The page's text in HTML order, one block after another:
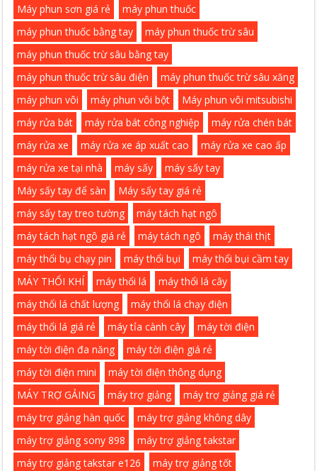
Máy phun sơn giá rẻ
máy phun thuốc
máy phun thuốc bằng tay
máy phun thuốc trừ sâu
máy phun thuốc trừ sâu bằng tay
máy phun thuốc trừ sâu điện
máy phun thuốc trừ sâu xăng
máy phun vôi
máy phun vôi bột
Máy phun vôi mitsubishi
máy rửa bát
máy rửa bát công nghiệp
máy rửa chén bát
máy rửa xe
máy rửa xe áp xuất cao
máy rửa xe cao ấp
máy rửa xe tại nhà
máy sấy
máy sấy tay
Máy sấy tay để sàn
Máy sấy tay giá rẻ
máy sấy tay treo tường
máy tách hạt ngô
máy tách hạt ngô giá rẻ
máy tách ngô
máy thái thịt
máy thổi bụ chạy pin
máy thổi bụi
máy thổi bụi cầm tay
MÁY THỔI KHÍ
máy thổi lá
máy thổi lá cây
máy thổi lá chất lượng
máy thổi lá chạy điện
máy thổi lá giá rẻ
máy tỉa cành cây
máy tời điện
máy tời điện đa năng
máy tời điện giá rẻ
máy tời điện mini
máy tời điện thông dụng
MÁY TRỢ GẢING
máy trợ giảng
máy trợ giảng giá rẻ
máy trợ giảng hàn quốc
máy trợ giảng không dây
máy trợ giảng sony 898
máy trợ giảng takstar
máy trợ giảng takstar e126
máy trợ giảng tốt